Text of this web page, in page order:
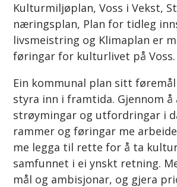
Kulturmiljøplan, Voss i Vekst,
næringsplan, Plan for tidleg
livsmeistring og Klimaplan er
føringar for kulturlivet på Voss.
Ein kommunal plan sitt føremål
styra inn i framtida. Gjennom å
strøymingar og utfordringar i
rammer og føringar me
me legga til rette for å ta
samfunnet i ei ynskt retning.
mål og ambisjonar, og gjera